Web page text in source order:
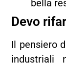
bella
Devo
Il pensiero